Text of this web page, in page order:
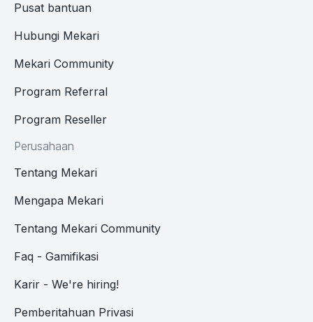
Pusat bantuan
Hubungi Mekari
Mekari Community
Program Referral
Program Reseller
Perusahaan
Tentang Mekari
Mengapa Mekari
Tentang Mekari Community
Faq - Gamifikasi
Karir - We're hiring!
Pemberitahuan Privasi